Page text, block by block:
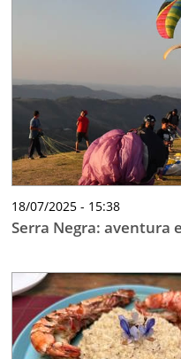
18/07/2025 - 15:38
Serra Negra: aventura